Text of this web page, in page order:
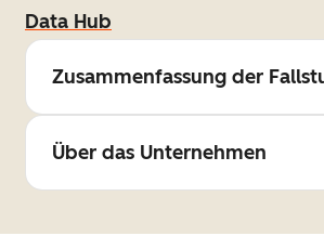
Data Hub
Zusammenfassung der
Über das Unternehmen